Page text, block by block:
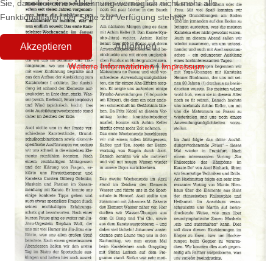
Sie, dass bei einer Ablehnung womöglich nicht mehr alle
Funktionalitäten der Seite zur Verfügung stehen.
Akzeptieren Ablehnen
Weitere Informationen|Impressum